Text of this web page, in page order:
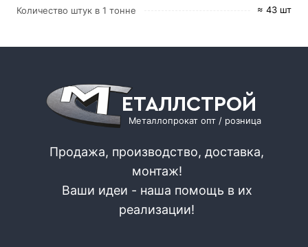
Количество штук в 1 тонне
≈ 43 шт
ЕТАЛЛСТРОЙ
Металлопрокат опт / розница
Продажа, производство, доставка,
монтаж!
Ваши идеи - наша помощь в их
реализации!